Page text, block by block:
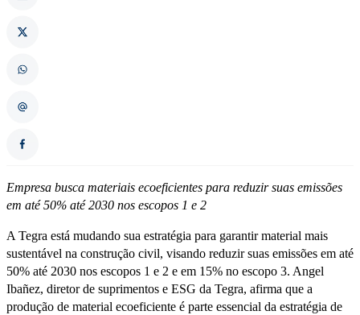
Empresa busca materiais ecoeficientes para reduzir suas emissões
em até 50% até 2030 nos escopos 1 e 2
A Tegra está mudando sua estratégia para garantir material mais
sustentável na construção civil, visando reduzir suas emissões em até
50% até 2030 nos escopos 1 e 2 e em 15% no escopo 3. Angel
Ibañez, diretor de suprimentos e ESG da Tegra, afirma que a
produção de material ecoeficiente é parte essencial da estratégia de